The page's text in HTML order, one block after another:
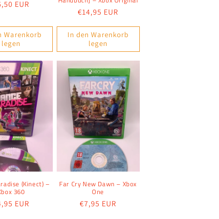
EUR
Warenkorb
legen
Normaler
€14,95 EUR
In den Warenkorb
legen
(Kinect) –
360
EUR
Far Cry New Dawn – Xbox
One
Normaler
€7,95 EUR